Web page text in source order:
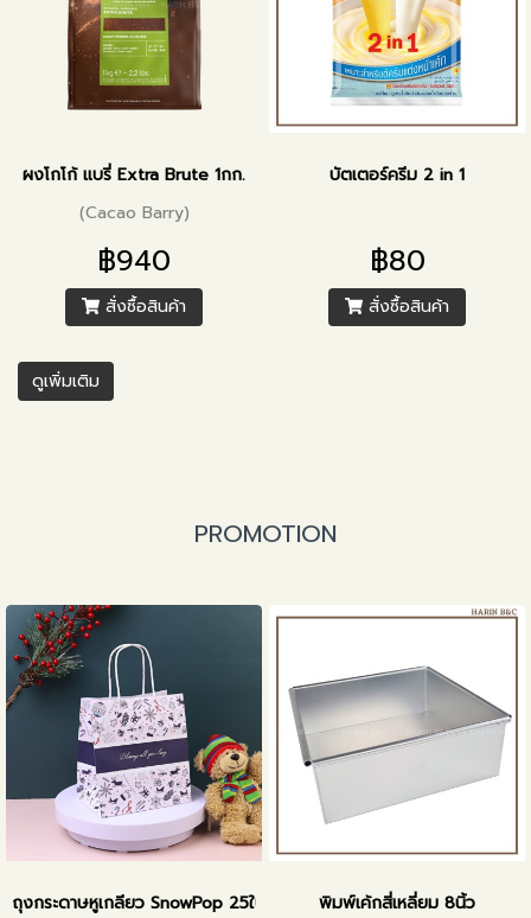
ผงโกโก้ แบรี่ Extra Brute 1กก.
(Cacao Barry)
฿940
สั่งซื้อสินค้า
บัตเตอร์ครีม 2 in 1
฿80
สั่งซื้อสินค้า
ดูเพิ่มเติม
PROMOTION
ถุงกระดาษหูเกลียว SnowPop 25ใบ
พิมพ์เค้กสี่เหลี่ยม 8นิ้ว